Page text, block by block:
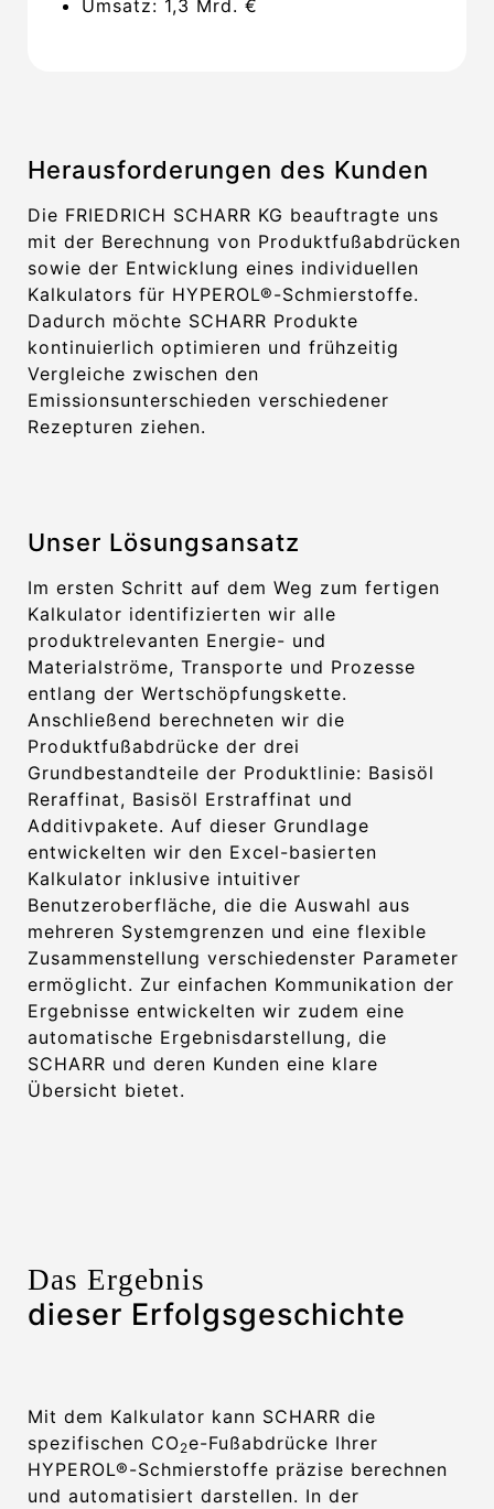
Umsatz: 1,3 Mrd. €
Herausforderungen des Kunden
Die FRIEDRICH SCHARR KG beauftragte uns
mit der Berechnung von Produktfußabdrücken
sowie der Entwicklung eines individuellen
Kalkulators für HYPEROL®-Schmierstoffe.
Dadurch möchte SCHARR Produkte
kontinuierlich optimieren und frühzeitig
Vergleiche zwischen den
Emissionsunterschieden verschiedener
Rezepturen ziehen.
Unser Lösungsansatz
Im ersten Schritt auf dem Weg zum fertigen
Kalkulator identifizierten wir alle
produktrelevanten Energie- und
Materialströme, Transporte und Prozesse
entlang der Wertschöpfungskette.
Anschließend berechneten wir die
Produktfußabdrücke der drei
Grundbestandteile der Produktlinie: Basisöl
Reraffinat, Basisöl Erstraffinat und
Additivpakete. Auf dieser Grundlage
entwickelten wir den Excel-basierten
Kalkulator inklusive intuitiver
Benutzeroberfläche, die die Auswahl aus
mehreren Systemgrenzen und eine flexible
Zusammenstellung verschiedenster Parameter
ermöglicht. Zur einfachen Kommunikation der
Ergebnisse entwickelten wir zudem eine
automatische Ergebnisdarstellung, die
SCHARR und deren Kunden eine klare
Übersicht bietet.
Das Ergebnis
dieser Erfolgsgeschichte
Mit dem Kalkulator kann SCHARR die
spezifischen CO2e-Fußabdrücke Ihrer
HYPEROL®-Schmierstoffe präzise berechnen
und automatisiert darstellen. In der